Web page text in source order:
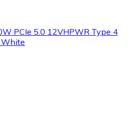
PCIe 5.0 12VHPWR Type 4
White